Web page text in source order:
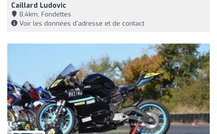
Caillard Ludovic
8,4km, Fondettes
Voir les données d'adresse et de contact